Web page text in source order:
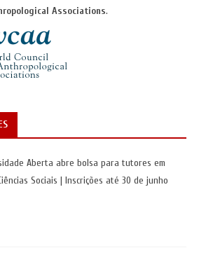
Associations.
Aberta abre bolsa para tutores em
Sociais | Inscrições até 30 de junho